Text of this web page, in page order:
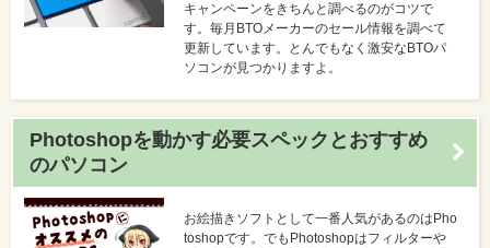
キャンペーンをきちんと調べるのがコツで
す。毎月BTOメーカーのセール情報を調べて
更新しています。とんでもなく激安なBTOパ
ソコンが見つかりますよ。
Photoshopを動かす必要スペックとおすすめ
のパソコン
お絵描きソフトとして一番人気があるのはPho
toshopです。でもPhotoshopはフィルターや